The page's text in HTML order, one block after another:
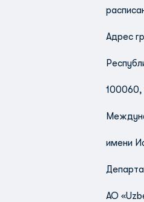
Адрес
100060,
имени
АО